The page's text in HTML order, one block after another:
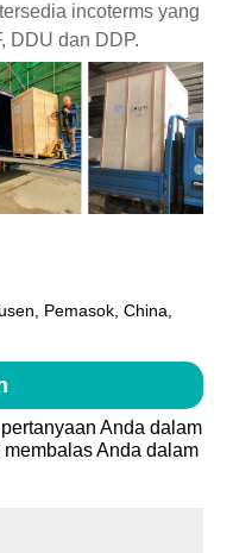
incoterms yang
DDU dan DDP.
Pemasok, China,
Anda dalam
Anda dalam